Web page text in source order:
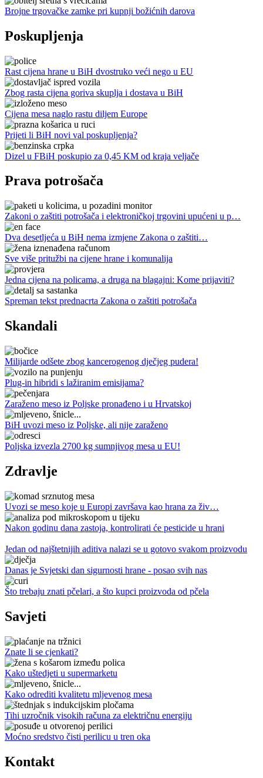
Brojne trgovačke zamke pri kupnji božićnih darova
Poskupljenja
Rast cijena hrane u BiH dvostruko veći nego u EU
Zbog rasta cijena goriva skuplja i dostava u BiH
Cijena mesa naglo rastu diljem Europe
Prijeti li BiH novi val poskupljenja?
Dizel u FBiH poskupio za 0,45 KM od kraja veljače
Prava potrošača
Zakoni o zaštiti potrošača i elektroničkoj trgovini upućeni u p…
Dva desetljeća u BiH nema izmjene Zakona o zaštiti…
Sve više pritužbi na cijene hrane i komunalija
Jedna cijena na policama, a druga na blagajni: Kome prijaviti?
Spreman tekst prednacrta Zakona o zaštiti potrošača
Skandali
Milijarde odšete zbog kancerogenog dječjeg pudera!
Plug-in hibridi s lažiranim emisijama?
Zaraženo meso iz Poljske pronađeno i u Hrvatskoj
BiH uvozi meso iz Poljske, ali nije zaraženo
Poljska izvezla 2700 kg sumnjivog mesa u EU!
Zdravlje
Uvozi se meso koje u Europi završava kao hrana za živ…
Nakon godinu dana zastoja, kontrolirati će pesticide u hrani
Jedan od najštetnijih aditiva nalazi se u gotovo svakom proizvodu
Danas je Svjetski dan sigurnosti hrane - posao svih nas
Što trebaju znati pčelari, a što kupci proizvoda od pčela
Savjeti
Znate li se cjenkati?
Kako uštedjeti u supermarketu
Kako odrediti kvalitetu mljevenog mesa
Tihi uzročnik visokih računa za električnu energiju
Moćno sredstvo čisti perilicu u tren oka
Kontakt